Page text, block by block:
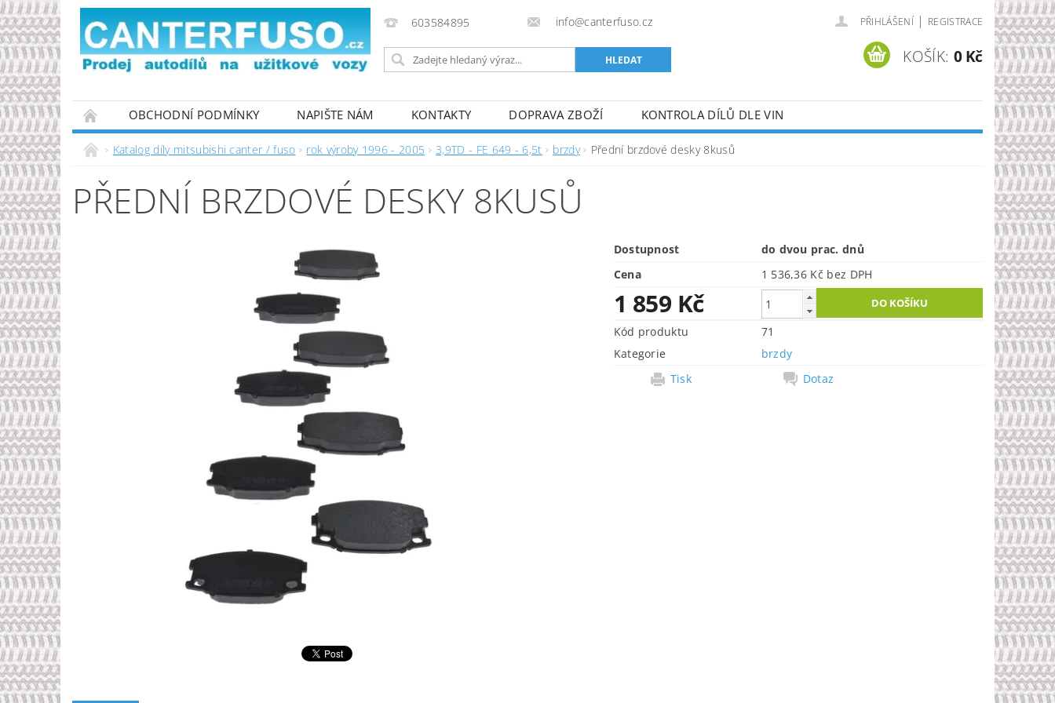
603584895 info@canterfuso.cz PŘIHLÁŠENÍ | REGISTRACE
KOŠÍK: 0 Kč
OBCHODNÍ PODMÍNKY NAPIŠTE NÁM KONTAKTY DOPRAVA ZBOŽÍ
KONTROLA DÍLŮ DLE VIN
PODMÍNKY OCHRANY OSOBNÍCH ÚDAJŮ
Katalog díly mitsubishi canter / fuso rok výroby 1996 - 2005 3,9TD - FE 649 - 6,5t brzdy Přední brzdové desky 8kusů
PŘEDNÍ BRZDOVÉ DESKY 8KUSŮ
Dostupnost
do dvou prac. dnů
Cena
1 536,36 Kč bez DPH
1 859 Kč
Kód produktu
71
Kategorie
brzdy
Tisk
Dotaz